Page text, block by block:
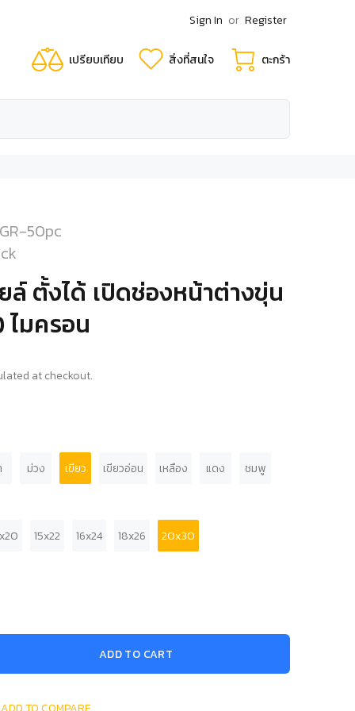
Sign In or Register
เปรียบเทียบ สิ่งที่สนใจ ตะกร้า
50pc
ตั้งได้ เปิดช่องหน้าต่างขุ่น
ไมครอน
at checkout.
ม่วง เขียว เขียวอ่อน เหลือง แดง ชมพู
15x22 16x24 18x26 20x30
ADD TO CART